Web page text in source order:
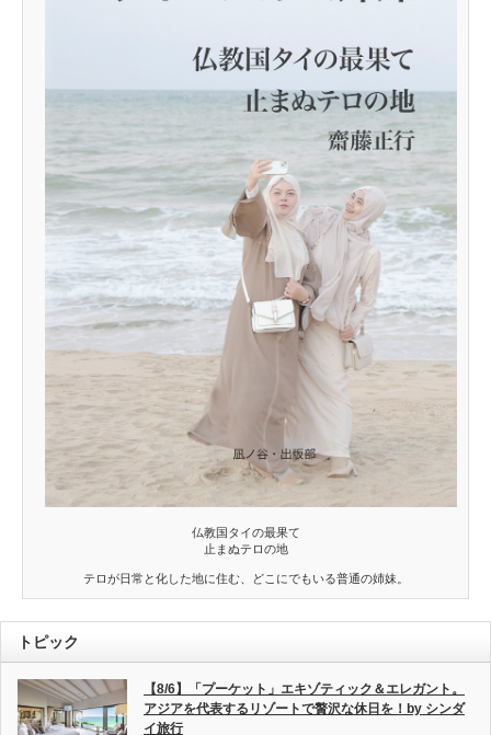
仏教国タイの最果て
止まぬテロの地
テロが日常と化した地に住む、どこにでもいる普通の姉妹。
トピック
【8/6】「プーケット」エキゾティック＆エレガント。
アジアを代表するリゾートで贅沢な休日を！by シンダ
イ旅行